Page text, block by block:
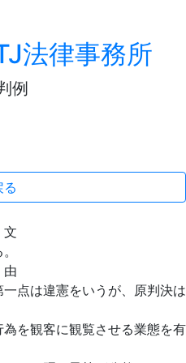
法律事務所
例
る
点は違憲をいうが、原判決は
を観客に観覧させる業態を有